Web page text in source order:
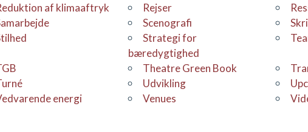
Reduktion af klimaaftryk Rejser
samarbejde Scenografi
stilhed
Strategi for
bæredygtighed
TGB Theatre Green Book
Turné udvikling
Vedvarende energi venues